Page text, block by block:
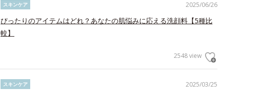
2025/06/26
スキンケア
ぴったりのアイテムはどれ？あなたの肌悩みに応える洗顔料【5種比
較】
2548 view
2025/03/25
スキンケア